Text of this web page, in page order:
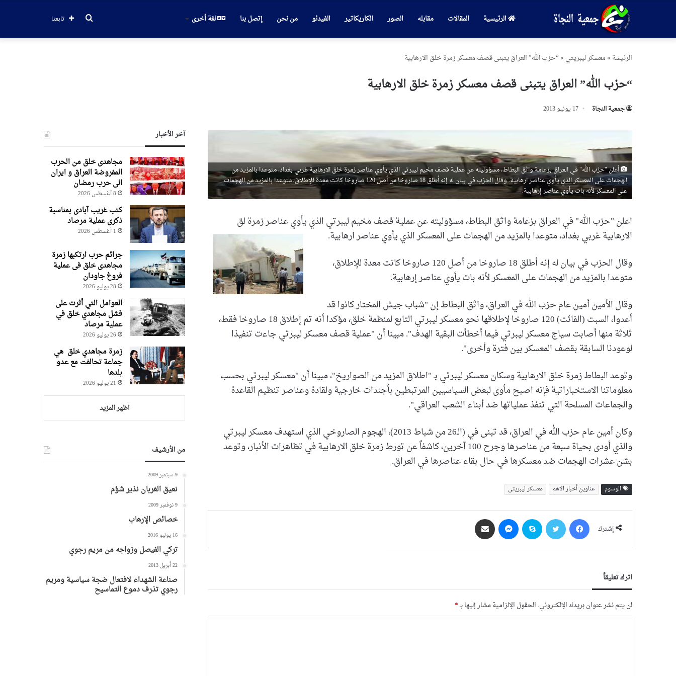
الرئيسية المقالات مقابله الصور الكاريكاتير الفيدئو من نحن إتصل بنا لغة أخرى تابعنا بحث
الرئیسة »معسكر ليبريتي »“حزب الله” العراق يتبنى قصف معسكر زمرة خلق الارهابية
“حزب الله” العراق يتبنى قصف معسكر زمرة خلق الارهابية
جمعیة النجاة 17 يونيو 2013
أعلن "حزب الله" في العراق بزعامة واثق البطاط، مسؤوليته عن عملية قصف مخيم ليبرتي الذي يأوي عناصر زمرة خلق الارهابية غربي بغداد، متوعدا بالمزيد من
الهجمات على المعسكر الذي يأوي عناصر ارهابية. وقال الحزب في بيان له إنه أطلق 18 صاروخا من أصل 120 صاروخا كانت معدة للإطلاق، متوعدا بالمزيد من الهجمات
على المعسكر لأنه بات يأوي عناصر إرهابية.
اعلن "حزب الله" في العراق بزعامة واثق البطاط، مسؤوليته عن عملية قصف مخيم ليبرتي الذي يأوي عناصر زمرةلق
الارهابية غربي بغداد، متوعدا بالمزيد من الهجمات على المعسكر الذي يأوي عناصر ارهابية.
وقال الحزب في بيان له إنه أطلق 18 صاروخا من أصل 120 صاروخا كانت معدة للإطلاق،
متوعدا بالمزيد من الهجمات على المعسكر لأنه بات يأوي عناصر إرهابية.
وقال الأمين أمين عام حزب الله في العراق، واثق البطاط إن "شباب جيش المختار كانوا قد
أعدوا، السبت (الفائت) 120 صاروخا لإطلاقها نحو معسكر ليبرتي التابع لمنظمة خلق، مؤكدا أنه تم إطلاق 18 صاروخا فقط،
ثلاثة منها أصابت سياج معسكر ليبرتي فيما أخطأت البقية الهدف". مبينا أن "عملية قصف معسكر ليبرتي جاءت تنفيذا
لوعودنا السابقة بقصف المعسكر بين فترة وأخرى".
وتوعد البطاط زمرة خلق الارهابية وسكان معسكر ليبرتي بـ "اطلاق المزيد من الصواريخ"، مبينا أن "معسكر ليبرتي بحسب
معلوماتنا الاستخباراتية فإنه اصبح مأوى لبعض السياسيين المرتبطين بأجندات خارجية ولقادة وعناصر تنظيم القاعدة
والجماعات المسلحة التي تنفذ عملياتها ضد أبناء الشعب العراقي".
وكان أمين عام حزب الله في العراق، قد تبنى في (الـ26 من شباط 2013)، الهجوم الصاروخي الذي استهدف معسكر ليبرتي
والذي أودى بحياة سبعة من عناصرها وجرح 100 آخرين، كاشفاً عن تورط زمرة خلق الارهابية في تظاهرات الأنبار، وتوعد
بشن عشرات الهجمات ضد معسكرها في حال بقاء عناصرها في العراق.
الوسوم عناوین أخبار الاهم معسکر لیبریتی
إشترك
فيسبوك سكايب ماسنجر
اترك تعليقاً
لن يتم نشر عنوان بريدك الإلكتروني. الحقول الإلزامية مشار إليها بـ*
آخر الأخبار
مجاهدی خلق من الحرب
المفروضة العراق و ایران
الی حرب رمضان
8 أغسطس 2026
کتب غریب آبادی بمناسبة
ذکری عملیة مرصاد
1 أغسطس 2026
جرائم حرب ارتکبها زمرة
مجاهدی خلق فی عملیة
فروغ جاودان
28 يوليو 2026
العوامل التي أثرت على
فشل مجاهدي خلق في
عملية مرصاد
26 يوليو 2026
زمرة مجاهدي خلق هي
جماعة تحالفت مع عدو
بلدها
21 يوليو 2026
اظهر المزيد
من الأرشيف
9 سبتمبر 2009
نعيق الغربان نذير شؤم
9 نوفمبر 2009
خصائص الإرهاب
16 يوليو 2016
تركي الفيصل وزواجه من مريم رجوي
22 أبريل 2013
صناعة الشهداء لافتعال ضجة سياسية ومريم
رجوي تذرف دموع التماسيح